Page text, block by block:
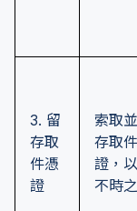
3. 留
存取
件憑
證
索取
存取
證，
不時